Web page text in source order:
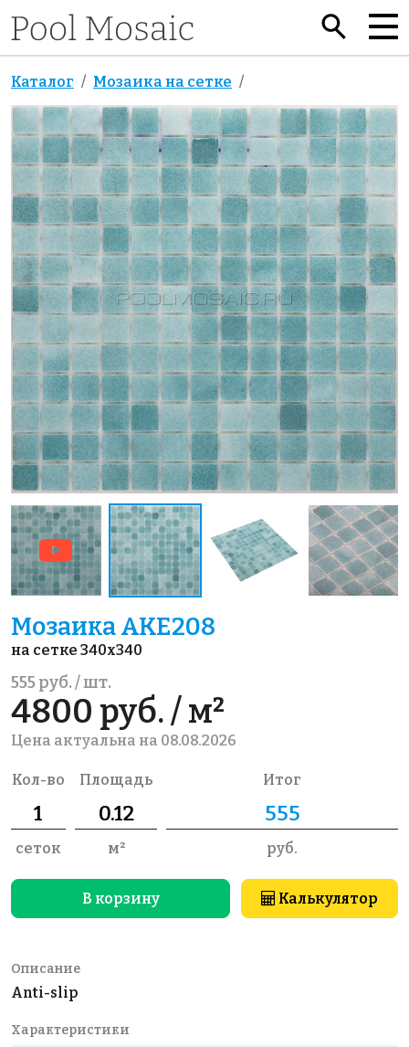
Каталог Мозаика на сетке
Мозаика AKE208
на сетке 340x340
555 руб. / шт.
4800 руб. / м²
Цена актуальна на 08.08.2026
Кол-во
сеток
Площадь
м²
Итог
руб.
В корзину Калькулятор
Описание
Anti-slip
Характеристики